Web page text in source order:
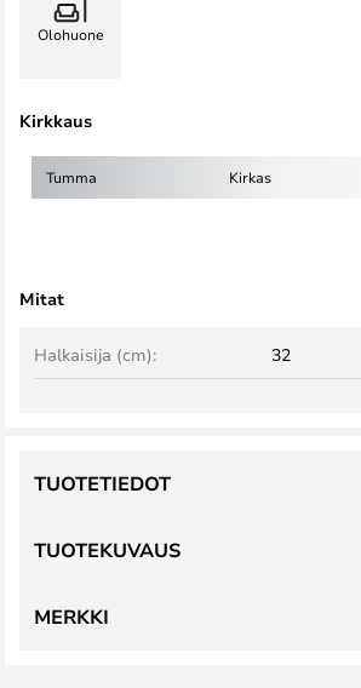
Olohuone
Kirkkaus
Tumma Kirkas
Mitat
Halkaisija (cm): 32
TUOTEKUVAUS
TUOTETIEDOT
MERKKI